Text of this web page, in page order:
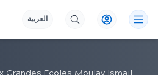
العربية